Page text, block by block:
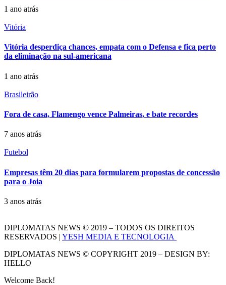
1 ano atrás
Vitória
Vitória desperdiça chances, empata com o Defensa e fica perto
da eliminação na sul-americana
1 ano atrás
Brasileirão
Fora de casa, Flamengo vence Palmeiras, e bate recordes
7 anos atrás
Futebol
Empresas têm 20 dias para formularem propostas de concessão
para o Joia
3 anos atrás
DIPLOMATAS NEWS © 2019 – TODOS OS DIREITOS
RESERVADOS | YESH MEDIA E TECNOLOGIA
DIPLOMATAS NEWS © COPYRIGHT 2019 – DESIGN BY:
HELLO
Welcome Back!